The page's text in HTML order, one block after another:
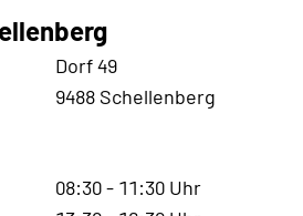
Dorf 49
9488 Schellenberg
08:30- 11:30 Uhr